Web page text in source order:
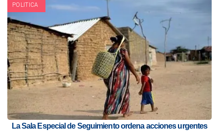
POLITICA
La Sala Especial de Seguimiento ordena acciones urgentes